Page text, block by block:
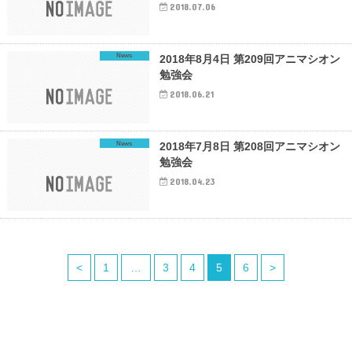
2018.07.06
News
2018年8月4日 第209回アニマシオン
勉強会
2018.06.21
News
2018年7月8日 第208回アニマシオン
勉強会
2018.04.23
< 1 … 3 4 5 6 >